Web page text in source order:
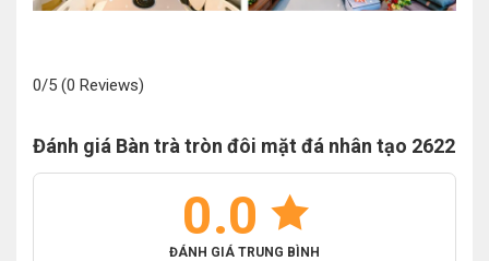
0/5 (0 Reviews)
Đánh giá Bàn trà tròn đôi mặt đá nhân tạo 2622
0.0
ĐÁNH GIÁ TRUNG BÌNH